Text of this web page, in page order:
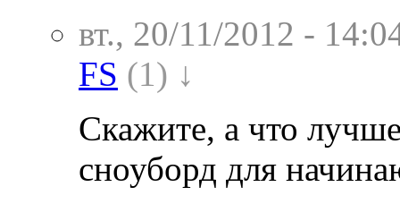
вт., 20/11/2012 -
FS (1) ↓
Скажите, а что
сноуборд для